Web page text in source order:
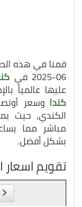
06-2025 في
عليها عالمياً
كندا وسعر
الكندي, حيث
مباشر مما
بشكل أفضل.
تقويم